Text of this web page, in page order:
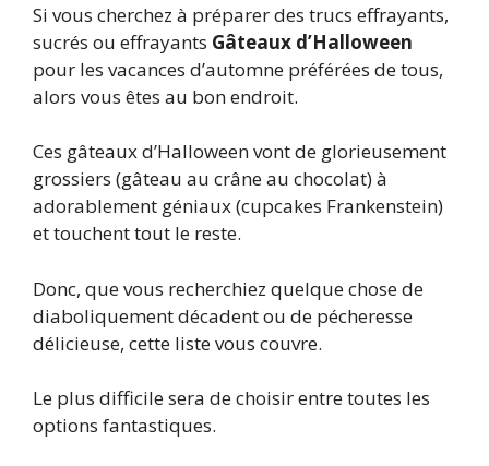
Si vous cherchez à préparer des trucs effrayants,
sucrés ou effrayants Gâteaux d’Halloween
pour les vacances d’automne préférées de tous,
alors vous êtes au bon endroit.
Ces gâteaux d’Halloween vont de glorieusement
grossiers (gâteau au crâne au chocolat) à
adorablement géniaux (cupcakes Frankenstein)
et touchent tout le reste.
Donc, que vous recherchiez quelque chose de
diaboliquement décadent ou de pécheresse
délicieuse, cette liste vous couvre.
Le plus difficile sera de choisir entre toutes les
options fantastiques.